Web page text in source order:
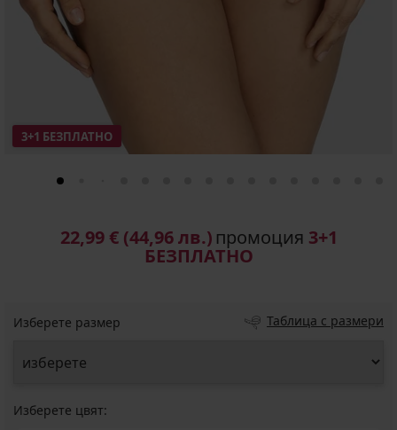
3+1 БЕЗПЛАТНО
22,99 € (44,96 лв.) промоция 3+1
БЕЗПЛАТНО
Изберете размер Таблица с размери
Изберете цвят: